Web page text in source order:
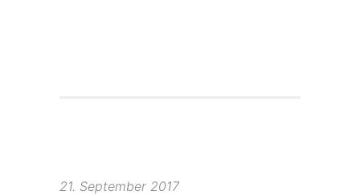
21. September 2017